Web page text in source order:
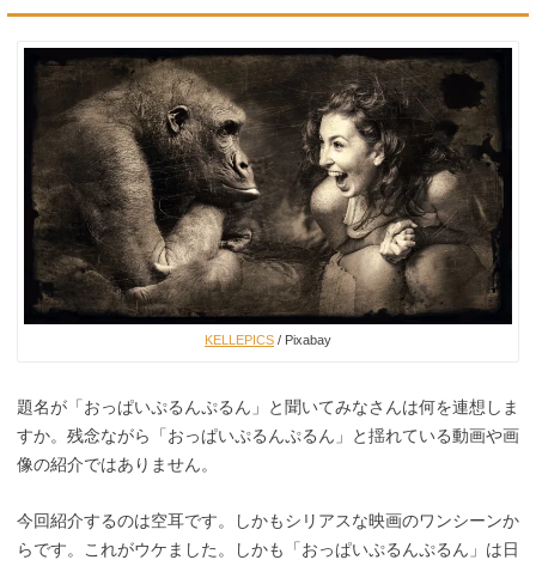
KELLEPICS / Pixabay
題名が「おっぱいぷるんぷるん」と聞いてみなさんは何を連想しま
すか。残念ながら「おっぱいぷるんぷるん」と揺れている動画や画
像の紹介ではありません。
今回紹介するのは空耳です。しかもシリアスな映画のワンシーンか
らです。これがウケました。しかも「おっぱいぷるんぷるん」は日